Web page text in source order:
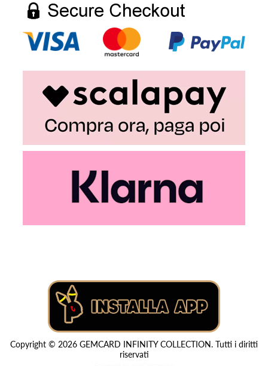
Copyright © 2026 GEMCARD INFINITY COLLECTION. Tutti i diritti
riservati